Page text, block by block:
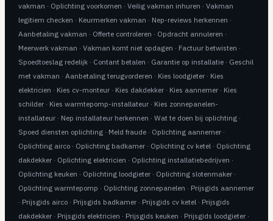
vakman · Oplichting voorkomen · Veilig vakman inhuren · Vakman
legitiem checken · Keurmerken vakman · Nep-reviews herkennen ·
Aanbetaling vakman · Offerte controleren · Opdracht annuleren ·
Meerwerk vakman · Vakman komt niet opdagen · Factuur betwisten ·
Spoedtoeslag redelijk· Contant betalen · Garantie op installatie· Geschil
met vakman · Aanbetaling terugvorderen · Kies loodgieter· Kies
elektricien · Kies cv-monteur· Kies dakdekker· Kies aannemer· Kies
schilder· Kies warmtepomp-installateur· Kies zonnepanelen-
installateur· Nep installateur herkennen · Wat te doen bij oplichting·
Spoed diensten oplichting· Meld fraude· Oplichting aannemer·
Oplichting airco· Oplichting badkamer· Oplichting cv ketel · Oplichting
dakdekker· Oplichting elektricien · Oplichting installatiebedrijven ·
Oplichting keuken · Oplichting loodgieter· Oplichting slotenmaker·
Oplichting warmtepomp · Oplichting zonnepanelen · Prijsgids aannemer
· Prijsgids airco· Prijsgids badkamer· Prijsgids cv ketel · Prijsgids
dakdekker· Prijsgids elektricien · Prijsgids keuken · Prijsgids loodgieter·